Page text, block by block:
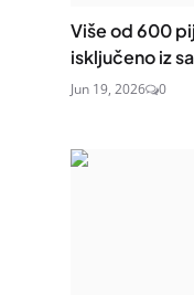
Više od 600
isključeno iz
Jun 19, 2026 0